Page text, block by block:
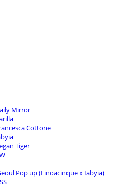
Mirror
Cottone
Tiger
Pop up (Finoacinque x Iabyia)